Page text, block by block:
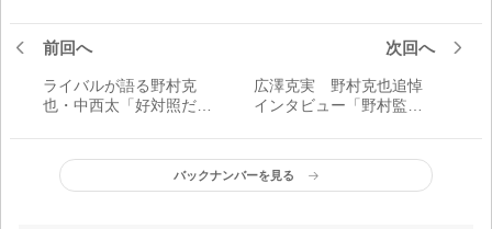
前回へ
ライバルが語る野村克
也・中西太「好対照だっ
るとすれば、野球が好き
で、野球しかなかったと
ころかな」
次回へ
広澤克実 野村克也追悼
インタビュー「野村監督
ル意識はすごかった」
バックナンバーを見る